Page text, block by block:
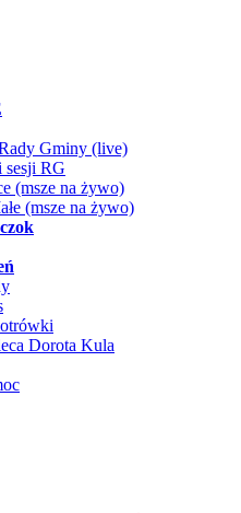
Gminy (live)
sesji RG
(msze na żywo)
(msze na żywo)
Dorota Kula